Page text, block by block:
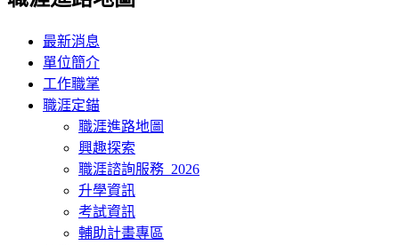
最新消息
單位簡介
工作職掌
職涯定錨
職涯進路地圖
興趣探索
職涯諮詢服務_2026
升學資訊
考試資訊
輔助計畫專區